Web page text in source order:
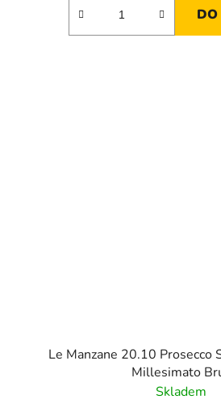
DO
Le Manzane 20.10 Prosecco
Millesimato
Skladem